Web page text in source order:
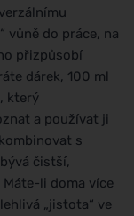
vůně do práce, na
přizpůsobí
dárek, 100 ml
který
a používat ji
s
čistší,
li doma více
„jistota“ ve